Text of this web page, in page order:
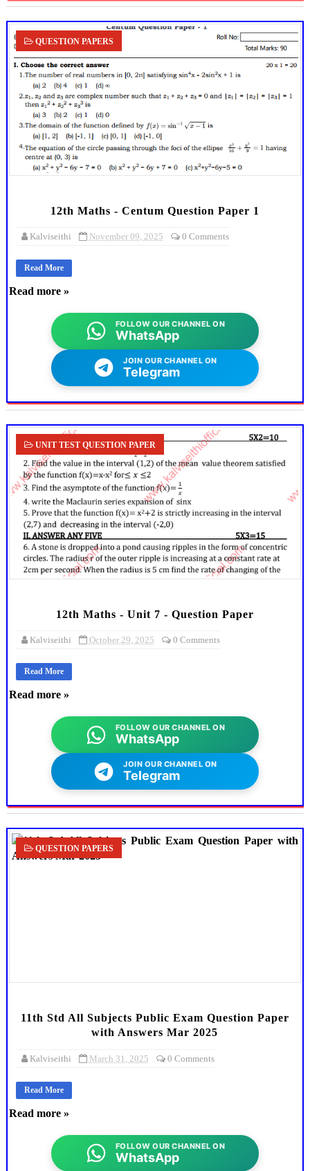
QUESTION PAPERS
12th Maths - Centum Question Paper 1
Kalviseithi November 09, 2025 0 Comments
Read More
Read more »
FOLLOW OUR CHANNEL ON
WhatsApp
JOIN OUR CHANNEL ON
Telegram
UNIT TEST QUESTION PAPER
12th Maths - Unit 7 - Question Paper
Kalviseithi October 29, 2025 0 Comments
Read More
Read more »
FOLLOW OUR CHANNEL ON
WhatsApp
JOIN OUR CHANNEL ON
Telegram
QUESTION PAPERS
11th Std All Subjects Public Exam Question Paper
with Answers Mar 2025
Kalviseithi March 31, 2025 0 Comments
Read More
Read more »
FOLLOW OUR CHANNEL ON
WhatsApp